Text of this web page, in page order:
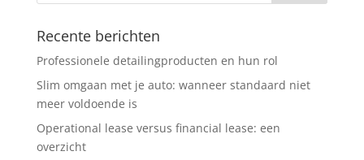
Recente berichten
Professionele detailingproducten en hun rol
Slim omgaan met je auto: wanneer standaard niet
meer voldoende is
Operational lease versus financial lease: een
overzicht